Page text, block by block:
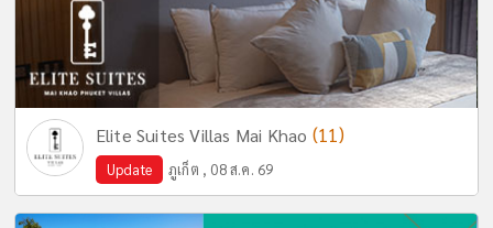
Elite Suites Villas Mai Khao (11)
Update ภูเก็ต , 08 ส.ค. 69